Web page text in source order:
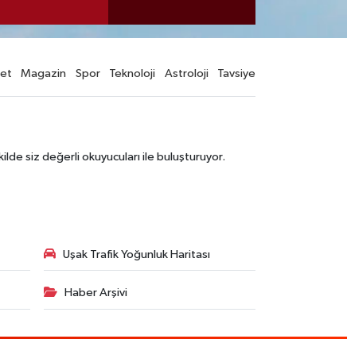
Magazin Spor Teknoloji Astroloji Tavsiye
siz değerli okuyucuları ile buluşturuyor.
Uşak Trafik Yoğunluk Haritası
Haber Arşivi